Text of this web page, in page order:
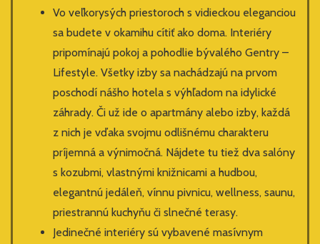
Vo veľkorysých priestoroch s vidieckou eleganciou
sa budete v okamihu cítiť ako doma. Interiéry
pripomínajú pokoj a pohodlie bývalého Gentry –
Lifestyle. Všetky izby sa nachádzajú na prvom
poschodí nášho hotela s výhľadom na idylické
záhrady. Či už ide o apartmány alebo izby, každá
z nich je vďaka svojmu odlišnému charakteru
príjemná a výnimočná. Nájdete tu tiež dva salóny
s kozubmi, vlastnými knižnicami a hudbou,
elegantnú jedáleň, vínnu pivnicu, wellness, saunu,
priestrannú kuchyňu či slnečné terasy.
Jedinečné interiéry sú vybavené masívnym